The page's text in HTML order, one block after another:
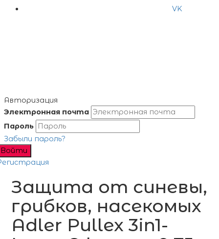
VK
Авторизация
Электронная почта
Пароль
Забыли пароль?
Войти
Защита от синевы,
грибков, насекомых
Adler Pullex 3in1-